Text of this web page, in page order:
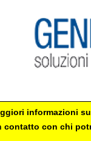
informazioni
contatto con chi